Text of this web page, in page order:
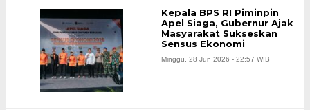
Kepala BPS RI Piminpin
Apel Siaga, Gubernur Ajak
Masyarakat Sukseskan
Sensus Ekonomi
Minggu, 28 Jun 2026 - 22:57 WIB